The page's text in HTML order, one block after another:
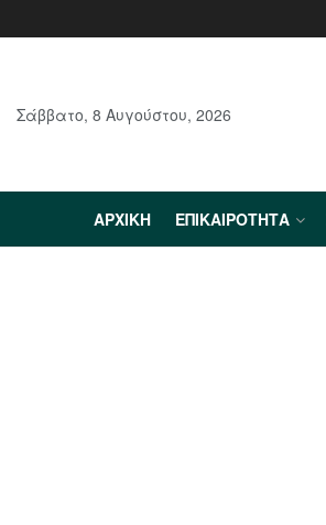
Σάββατο, 8 Αυγούστου, 2026
ΑΡΧΙΚΉ ΕΠΙΚΑΙΡΌΤΗΤΑ